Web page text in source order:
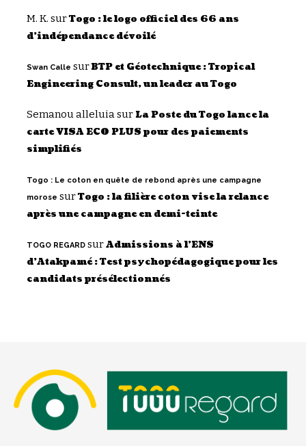
M. K. surTogo : le logo officiel des 66 ans
d’indépendance dévoilé
Swan Calle surBTP et Géotechnique : Tropical
Engineering Consult, un leader au Togo
Semanou alleluiasurLa Poste du Togo lance la
carte VISA ECO PLUS pour des paiements
simplifiés
Togo : Le coton en quête de rebond après une campagne
morose surTogo : la filière coton vise la relance
après une campagne en demi-teinte
TOGO REGARD surAdmissions à l’ENS
d’Atakpamé : Test psychopédagogique pour les
candidats présélectionnés